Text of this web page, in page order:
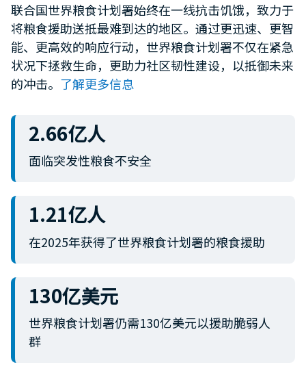
of
1
minute,
12
seconds
联合国世界粮食计划署始终在一线抗击饥饿，致力于
将粮食援助送抵最难到达的地区。通过更迅速、更智
能、更高效的响应行动，世界粮食计划署不仅在紧急
状况下拯救生命，更助力社区韧性建设，以抵御未来
的冲击。 了解更多信息
2.66亿人
面临突发性粮食不安全
1.21亿人
在2025年获得了世界粮食计划署的粮食援助
130亿美元
世界粮食计划署仍需130亿美元以援助脆弱人
群